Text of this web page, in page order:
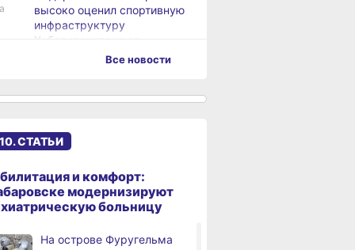
наносят
спортивная площадка
высоко оценил спортивную
инфраструктуру
Хабаровского края
в Хабаровском крае
в Хабаровском крае
В Хабаровском крае
высокотехнологичную
помощь получили более
Все новости
СТАТЬИ
и комфорт:
модернизируют
больницу
На острове Фуругельма